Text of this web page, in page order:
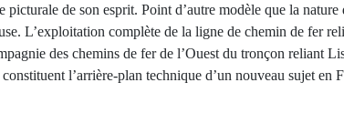
picturale de son esprit. Point d’autre modèle que la nature
L’exploitation complète de la ligne de chemin de fer
des chemins de fer de l’Ouest du tronçon reliant
l’arrière-plan technique d’un nouveau sujet en